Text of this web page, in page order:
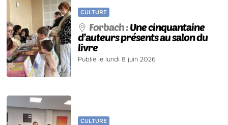
CULTURE
Forbach :Une cinquantaine
d’auteurs présents au salon du
livre
Publié le lundi 8 juin 2026
CULTURE